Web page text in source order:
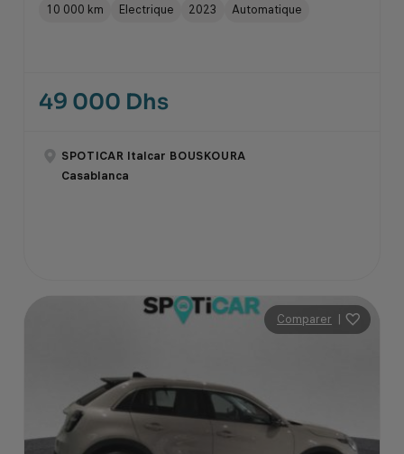
10 000 km Electrique 2023 Automatique
49 000 Dhs
SPOTICAR Italcar BOUSKOURA
Casablanca
Comparer |